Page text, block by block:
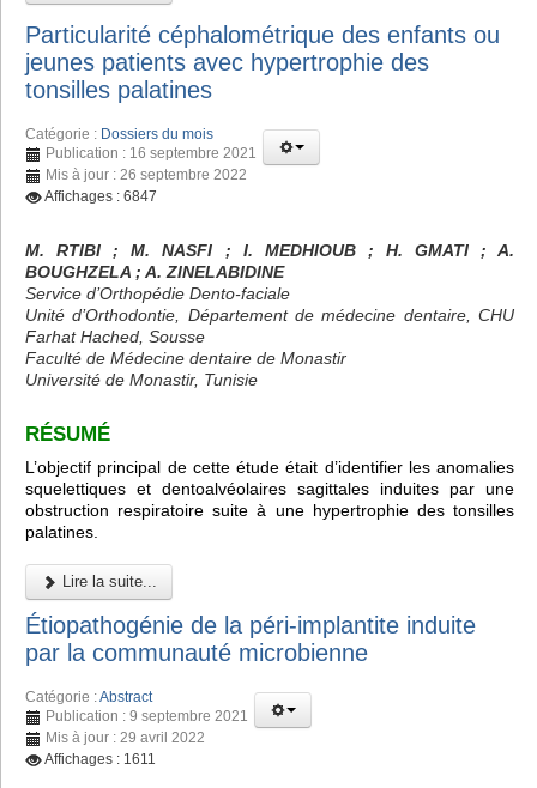
Particularité céphalométrique des enfants ou
jeunes patients avec hypertrophie des
tonsilles palatines
Catégorie : Dossiers du mois
Publication : 16 septembre 2021
Mis à jour : 26 septembre 2022
Affichages : 6847
M. RTIBI ; M. NASFI ; I. MEDHIOUB ; H. GMATI
; A.
BOUGHZELA ; A. ZINELABIDINE
Service d’Orthopédie Dento-faciale
Unité d’Orthodontie, Département de médecine dentaire, CHU
Farhat Hached, Sousse
Faculté de Médecine dentaire de Monastir
Université de Monastir, Tunisie
RÉSUMÉ
L’objectif principal de cette étude était d’identifier les anomalies
squelettiques et dentoalvéolaires sagittales induites par une
obstruction respiratoire suite à une hypertrophie des tonsilles
palatines.
Lire la suite...
Étiopathogénie de la péri-implantite induite
par la communauté microbienne
Catégorie :Abstract
Publication : 9 septembre 2021
Mis à jour : 29 avril 2022
Affichages : 1611